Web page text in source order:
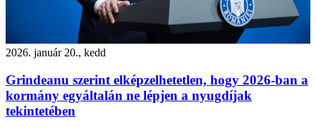
2026. január 20., kedd
Grindeanu szerint elképzelhetetlen, hogy 2026-ban a
kormány egyáltalán ne lépjen a nyugdíjak
tekintetében